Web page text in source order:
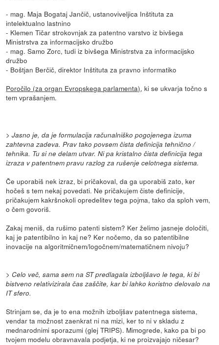
- mag. Maja Bogataj Jančič, ustanoviveljica Inštituta za
intelektualno lastnino
- Klemen Tičar strokovnjak za patentno varstvo iz bivšega
Ministrstva za informacijsko družbo
- mag. Samo Zorc, tudi iz bivšega Ministrstva za informacijsko
družbo
- Boštjan Berčič, direktor Inštituta za pravno informatiko
Poročilo (za organ Evropskega parlamenta), ki se ukvarja točno s
tem vprašanjem.
> Jasno je, da je formulacija računalniško pogojenega izuma
zahtevna zadeva. Prav tako povsem čista definicija tehnično /
tehnika. Tu si ne delam utvar. Ni pa kristalno čista definicija tega
izraza v patentnem pravu razlog za rušenje celotnega sistema.
Če uporabiš nek izraz, bi pričakoval, da ga uporabiš zato, ker
hočeš s tem nekaj povedati. Ne pričakujem čiste definicije,
pričakujem kakršnokoli opredelitev tega pojma, tako da sploh vem,
o čem govoriš.
Zakaj meniš, da rušimo patenti sistem? Ker želimo jasneje določiti,
kaj je patentibilno in kaj ne? Ker nočemo, da so patentibilne
inovacije na algoritmičnem/logočnem/matematičnem nivoju?
> Celo več, sama sem na ST predlagala izboljšavo le tega, ki bi
bistveno relativizirala čas zaščite, kar bi lahko koristno delovalo na
IT sfero.
Strinjam se, da je to ena možnih izboljšav patentnega sistema,
vendar ta možnost zaenkrat ni na mizi, ker to ni v skladu z
mednarodnimi sporazumi (glej TRIPS). Mimogrede, kako pa bi po
tvojem modelu obravnavala podjetja, ki ne proizvajajo ničesar?